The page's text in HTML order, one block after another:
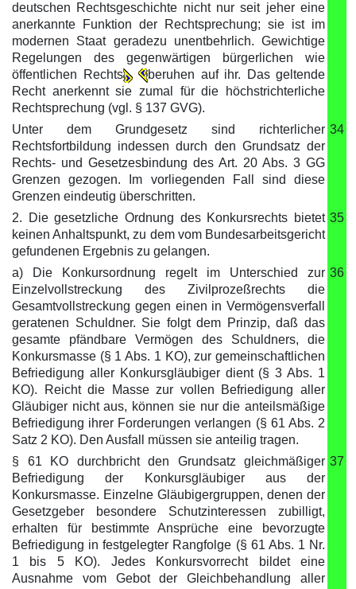
deutschen Rechtsgeschichte nicht nur seit jeher eine
anerkannte Funktion der Rechtsprechung; sie ist im
modernen Staat geradezu unentbehrlich. Gewichtige
Regelungen des gegenwärtigen bürgerlichen wie
öffentlichen Rechts
beruhen auf ihr. Das geltende
Recht anerkennt sie zumal für die höchstrichterliche
Rechtsprechung (vgl. § 137 GVG).
Unter dem Grundgesetz sind richterlicher
Rechtsfortbildung indessen durch den Grundsatz der
Rechts- und Gesetzesbindung des Art. 20 Abs. 3 GG
Grenzen gezogen. Im vorliegenden Fall sind diese
Grenzen eindeutig überschritten.
34
2. Die gesetzliche Ordnung des Konkursrechts bietet
keinen Anhaltspunkt, zu dem vom Bundesarbeitsgericht
gefundenen Ergebnis zu gelangen.
35
a) Die Konkursordnung regelt im Unterschied zur
Einzelvollstreckung des Zivilprozeßrechts die
Gesamtvollstreckung gegen einen in Vermögensverfall
geratenen Schuldner. Sie folgt dem Prinzip, daß das
gesamte pfändbare Vermögen des Schuldners, die
Konkursmasse (§ 1 Abs. 1 KO), zur gemeinschaftlichen
Befriedigung aller Konkursgläubiger dient (§ 3 Abs. 1
KO). Reicht die Masse zur vollen Befriedigung aller
Gläubiger nicht aus, können sie nur die anteilsmäßige
Befriedigung ihrer Forderungen verlangen (§ 61 Abs. 2
Satz 2 KO). Den Ausfall müssen sie anteilig tragen.
36
§ 61 KO durchbricht den Grundsatz gleichmäßiger
Befriedigung der Konkursgläubiger aus der
Konkursmasse. Einzelne Gläubigergruppen, denen der
Gesetzgeber besondere Schutzinteressen zubilligt,
erhalten für bestimmte Ansprüche eine bevorzugte
Befriedigung in festgelegter Rangfolge (§ 61 Abs. 1 Nr.
1 bis 5 KO). Jedes Konkursvorrecht bildet eine
Ausnahme vom Gebot der Gleichbehandlung aller
37